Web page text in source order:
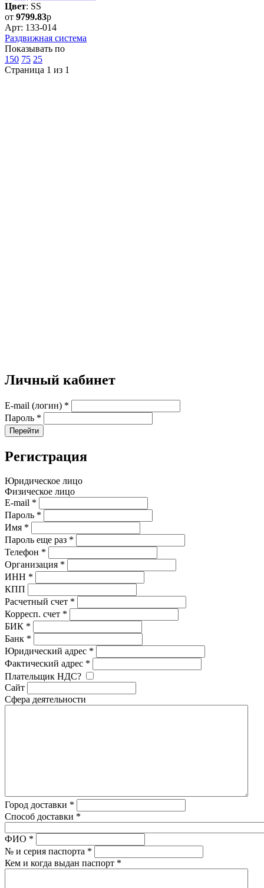
Цвет: SS
от 9799.83р
Арт: 133-014
Раздвижная система
Показывать по
150 75 25
Страница 1 из 1
Личный кабинет
E-mail (логин) *
Пароль *
Перейти
Регистрация
Юридическое лицо
Физическое лицо
E-mail *
Пароль *
Имя *
Пароль еще раз *
Телефон *
Организация *
ИНН *
КПП
Расчетный счет *
Корресп. счет *
БИК *
Банк *
Юридический адрес *
Фактический адрес *
Плательщик НДС?
Сайт
Сфера деятельности
Город доставки *
Способ доставки *
ФИО *
№ и серия паспорта *
Кем и когда выдан паспорт *